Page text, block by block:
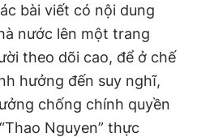
bài viết có nội dung
nước lên một trang
theo dõi cao, để ở chế
hưởng đến suy nghĩ,
chống chính quyền
Nguyen” thực